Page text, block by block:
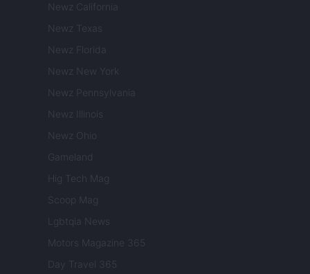
Newz California
Newz Texas
Newz Florida
Newz New York
Newz Pennsylvania
Newz Illinois
Newz Ohio
Gameland
Hig Tech Mag
Scoop Mag
Lgbtqia News
Motors Magazine 365
Day Travel 365